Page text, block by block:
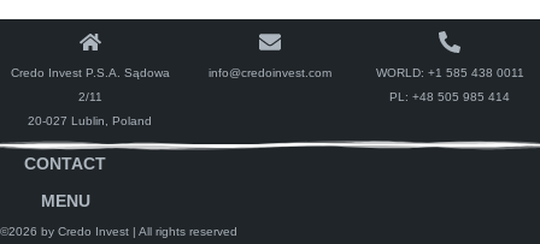
Credo Invest P.S.A. Sądowa
2/11
20-027 Lublin, Poland
info@credoinvest.com WORLD: +1 585 438 0011
PL:+48 505 985 414
CONTACT
MENU
©2026 by Credo Invest | All rights reserved